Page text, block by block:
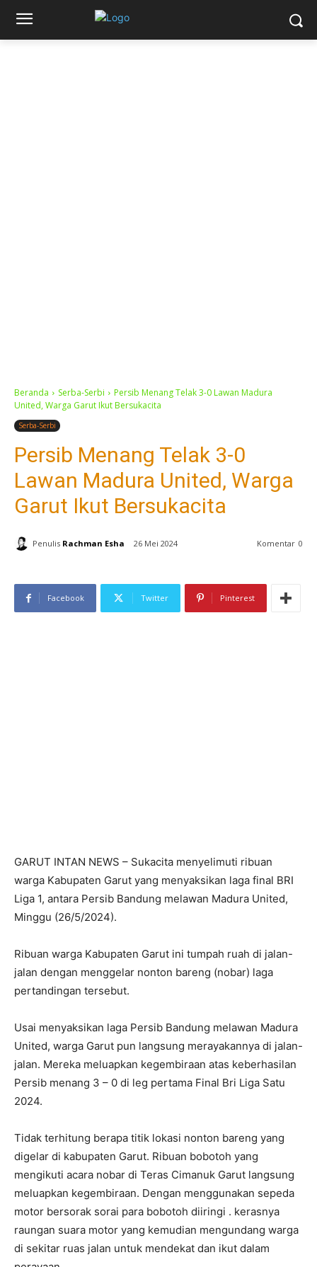
Beranda Serba-Serbi
Persib Menang Telak 3-0 Lawan Madura
United, Warga Garut Ikut Bersukacita
Serba-Serbi
Persib Menang Telak 3-0
Lawan Madura United, Warga
Garut Ikut Bersukacita
Penulis Rachman Esha 26 Mei 2024 Komentar 0
Facebook Twitter Pinterest
GARUT INTAN NEWS – Sukacita menyelimuti ribuan
warga Kabupaten Garut yang menyaksikan laga final BRI
Liga 1, antara Persib Bandung melawan Madura United,
Minggu (26/5/2024).
Ribuan warga Kabupaten Garut ini tumpah ruah di jalan-
jalan dengan menggelar nonton bareng (nobar) laga
pertandingan tersebut.
Usai menyaksikan laga Persib Bandung melawan Madura
United, warga Garut pun langsung merayakannya di jalan-
jalan. Mereka meluapkan kegembiraan atas keberhasilan
Persib menang 3 – 0 di leg pertama Final Bri Liga Satu
2024.
Tidak terhitung berapa titik lokasi nonton bareng yang
digelar di kabupaten Garut. Ribuan bobotoh yang
mengikuti acara nobar di Teras Cimanuk Garut langsung
meluapkan kegembiraan. Dengan menggunakan sepeda
motor bersorak sorai para bobotoh diiringi . kerasnya
raungan suara motor yang kemudian mengundang warga
di sekitar ruas jalan untuk mendekat dan ikut dalam